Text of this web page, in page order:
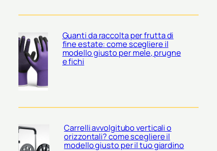
Guanti da raccolta per frutta di
fine estate: come scegliere il
modello giusto per mele, prugne
e fichi
Carrelli avvolgitubo verticali o
orizzontali? come scegliere il
modello giusto per il tuo giardino